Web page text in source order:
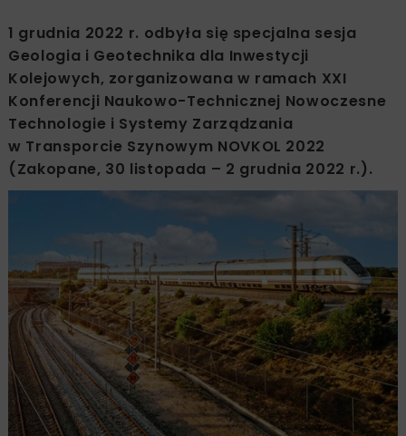
1 grudnia 2022 r. odbyła się specjalna sesja
Geologia i Geotechnika dla Inwestycji
Kolejowych, zorganizowana w ramach XXI
Konferencji Naukowo-Technicznej Nowoczesne
Technologie i Systemy Zarządzania
w Transporcie Szynowym NOVKOL 2022
(Zakopane, 30 listopada – 2 grudnia 2022 r.).